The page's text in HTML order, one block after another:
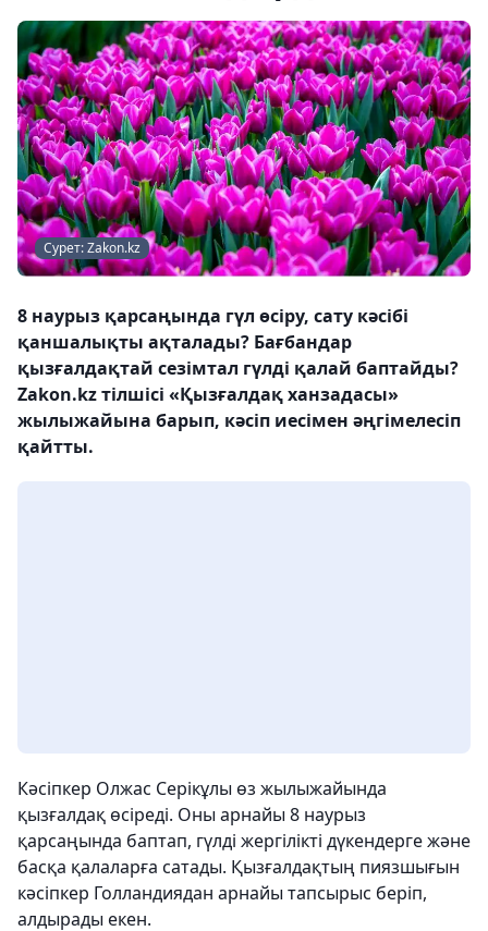
Сурет: Zakon.kz
8 наурыз қарсаңында гүл өсіру, сату кәсібі
қаншалықты ақталады? Бағбандар
қызғалдақтай сезімтал гүлді қалай баптайды?
Zakon.kz тілшісі «Қызғалдақ ханзадасы»
жылыжайына барып, кәсіп иесімен әңгімелесіп
қайтты.
Кәсіпкер Олжас Серікұлы өз жылыжайында
қызғалдақ өсіреді. Оны арнайы 8 наурыз
қарсаңында баптап, гүлді жергілікті дүкендерге және
басқа қалаларға сатады. Қызғалдақтың пиязшығын
кәсіпкер Голландиядан арнайы тапсырыс беріп,
алдырады екен.